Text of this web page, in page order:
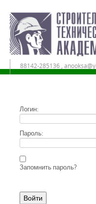
88142-285136 ,
Дистанционное
Логин:
Пароль:
Запомнить пароль?